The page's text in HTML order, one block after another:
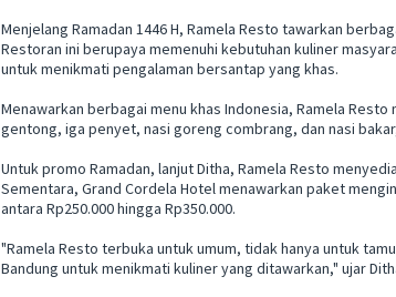
Menjelang Ramadan 1446 H, Ramela Resto tawarkan
Restoran ini berupaya memenuhi kebutuhan kuliner
untuk menikmati pengalaman bersantap yang khas.
Menawarkan berbagai menu khas Indonesia, Ramela
gentong, iga penyet, nasi goreng combrang, dan nasi
Untuk promo Ramadan, lanjut Ditha, Ramela Resto
Sementara, Grand Cordela Hotel menawarkan paket
antara Rp250.000 hingga Rp350.000.
"Ramela Resto terbuka untuk umum, tidak hanya untuk
Bandung untuk menikmati kuliner yang ditawarkan," ujar